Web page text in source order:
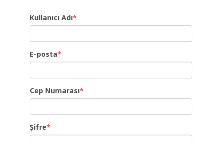
Kullanıcı Adı*
E-posta*
Cep Numarası*
Şifre*